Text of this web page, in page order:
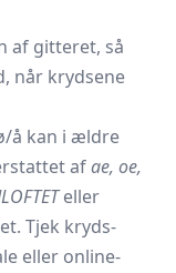
af gitteret, så
når krydsene
å kan i ældre
afae, oe,
eller
Tjek kryds­
eller online-